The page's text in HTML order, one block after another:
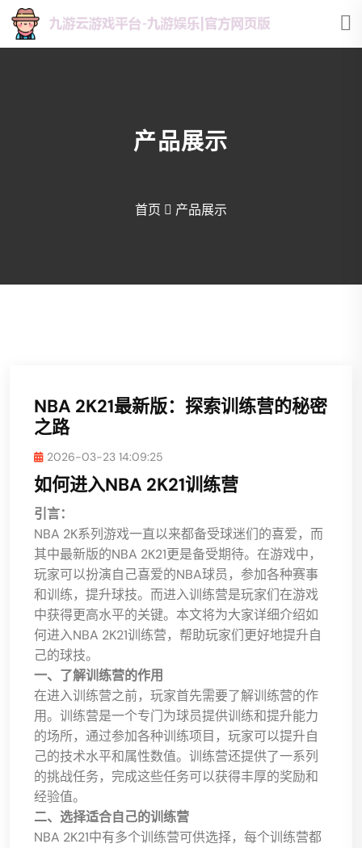
产品展示
首页 产品展示
NBA 2K21最新版：探索训练营的秘密
之路
2026-03-23 14:09:25
如何进入NBA 2K21训练营
引言：
NBA 2K系列游戏一直以来都备受球迷们的喜爱，而
其中最新版的NBA 2K21更是备受期待。在游戏中，
玩家可以扮演自己喜爱的NBA球员，参加各种赛事
和训练，提升球技。而进入训练营是玩家们在游戏
中获得更高水平的关键。本文将为大家详细介绍如
何进入NBA 2K21训练营，帮助玩家们更好地提升自
己的球技。
一、了解训练营的作用
在进入训练营之前，玩家首先需要了解训练营的作
用。训练营是一个专门为球员提供训练和提升能力
的场所，通过参加各种训练项目，玩家可以提升自
己的技术水平和属性数值。训练营还提供了一系列
的挑战任务，完成这些任务可以获得丰厚的奖励和
经验值。
二、选择适合自己的训练营
NBA 2K21中有多个训练营可供选择，每个训练营都